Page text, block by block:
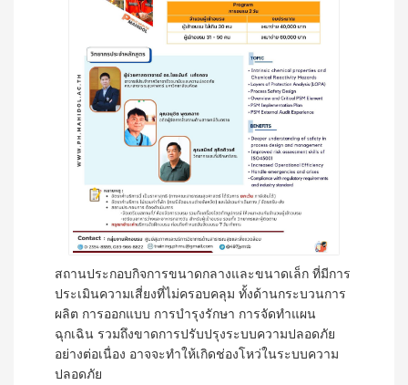
สถานประกอบกิจการขนาดกลางและขนาดเล็ก ที่มีการ
ประเมินความเสี่ยงที่ไม่ครอบคลุม ทั้งด้านกระบวนการ
ผลิต การออกแบบ การบำรุงรักษา การจัดทำแผน
ฉุกเฉิน รวมถึงขาดการปรับปรุงระบบความปลอดภัย
อย่างต่อเนื่อง อาจจะทำให้เกิดช่องโหว่ในระบบความ
ปลอดภัย